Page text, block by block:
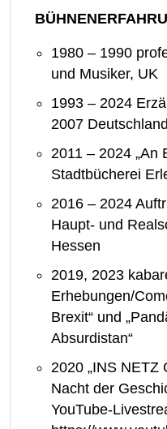
1980 – 1990
und Musiker, UK
1993 – 2024
2007 Deutschland
2011 – 2024 „An
Stadtbücherei
2016 – 2024
Haupt- und
Hessen
2019, 2023
Erhebungen/
Brexit“ und
Absurdistan“
2020 „INS NETZ
Nacht der
YouTube-